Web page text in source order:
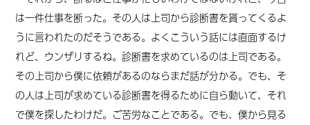
は一件仕事を断った。その人は上司から診断書を貰ってくるよ
うに言われたのだそうである。よくこういう話には直面するけ
れど、ウンザリするね。診断書を求めているのは上司である。
その上司から僕に依頼があるのならまだ話が分かる。でも、そ
の人は上司が求めている診断書を得るために自ら動いて、それ
で僕を探したわけだ。ご苦労なことである。でも、僕から見る